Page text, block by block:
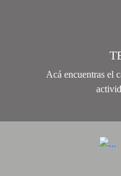
Acá encuentras el